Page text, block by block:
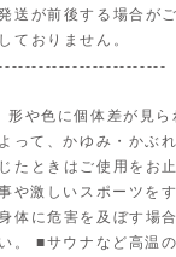
送が前後する場合が
ておりません。
形や色に個体差が見
って、かゆみ・かぶ
たときはご使用をお
や激しいスポーツを
体に危害を及ぼす場
。 ■サウナなど高温